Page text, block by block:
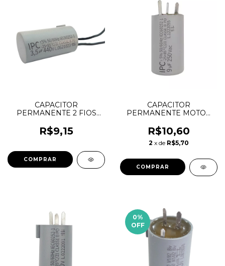
CAPACITOR
PERMANENTE 2 FIOS
R$9,15
CAPACITOR
PERMANENTE MOTOR
VENTILADOR
R$10,60
2 x de R$5,70
0%
OFF